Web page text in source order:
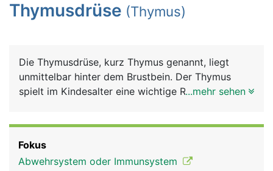
Symptome
News
Rubriken
Thymusdrüse (Thymus)
Die Thymusdrüse, kurz Thymus genannt, liegt
unmittelbar hinter dem Brustbein. Der Thymus
spielt im Kindesalter eine wichtige Rolle bei der
danach verkümmert er im Laufe des Lebens und
liegt im Alter nur noch als kleiner Geweberest vor.
...mehr sehen
Fokus
Abwehrsystem oder Immunsystem